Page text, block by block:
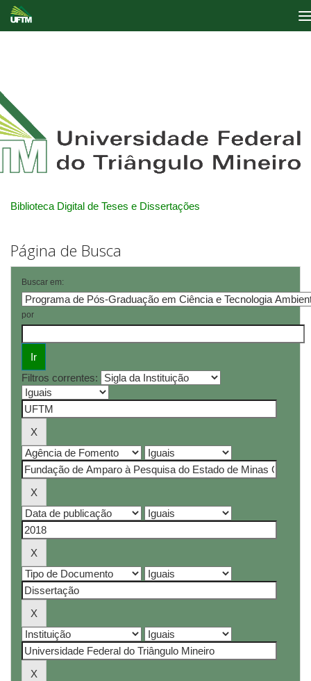
Biblioteca Digital de Teses e Dissertações
Página de Busca
Buscar em:
por
Filtros correntes: